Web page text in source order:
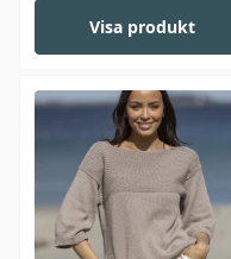
Visa produkt